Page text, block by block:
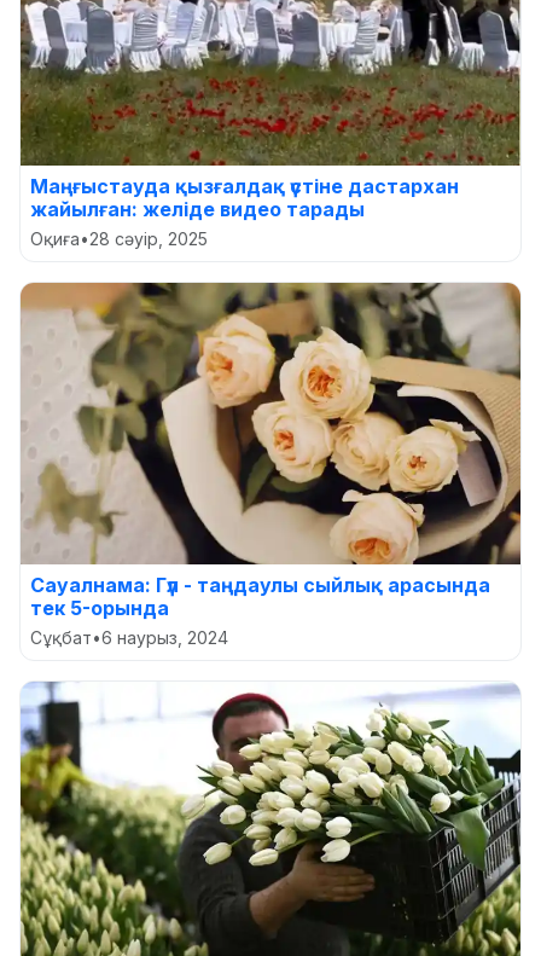
Маңғыстауда қызғалдақ үстіне дастархан
жайылған: желіде видео тарады
Оқиға•28 сәуір, 2025
Сауалнама: Гүл - таңдаулы сыйлық арасында
тек 5-орында
Сұқбат•6 наурыз, 2024